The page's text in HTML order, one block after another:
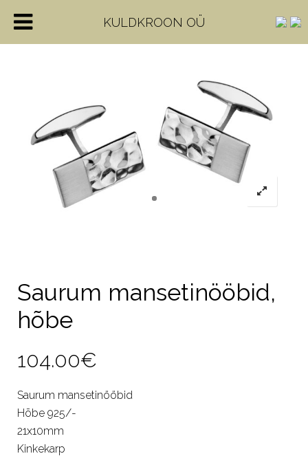
Saurum mansetinööbid,
hõbe
104.00€
Saurum mansetinööbid
Hõbe 925/-
21x10mm
Kinkekarp
KULDKROON OÜ